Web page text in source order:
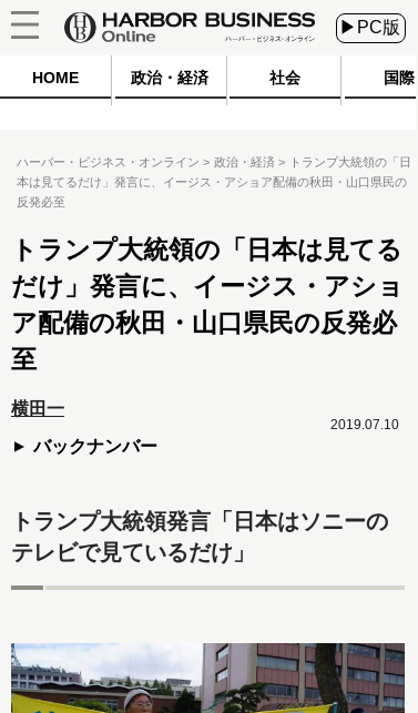
▶PC版
HOME 政治・経済 社会 国際
ハーバー・ビジネス・オンライン 政治・経済
トランプ大統領の「日
本は見てるだけ」発言に、イージス・アショア配備の秋田・山口県民の
反発必至
トランプ大統領の「日本は見てる
だけ」発言に、イージス・アショ
ア配備の秋田・山口県民の反発必
至
横田一
バックナンバー
2019.07.10
トランプ大統領発言「日本はソニーの
テレビで見ているだけ」